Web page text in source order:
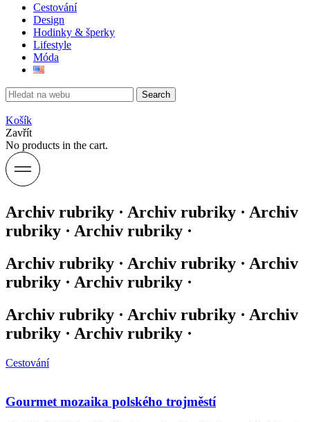
Cestování
Design
Hodinky & šperky
Lifestyle
Móda
Search
Košík
Zavřít
No products in the cart.
Archiv rubriky · Archiv rubriky · Archiv
rubriky · Archiv rubriky ·
Archiv rubriky · Archiv rubriky · Archiv
rubriky · Archiv rubriky ·
Archiv rubriky · Archiv rubriky · Archiv
rubriky · Archiv rubriky ·
Cestování
Gourmet mozaika polského trojměstí